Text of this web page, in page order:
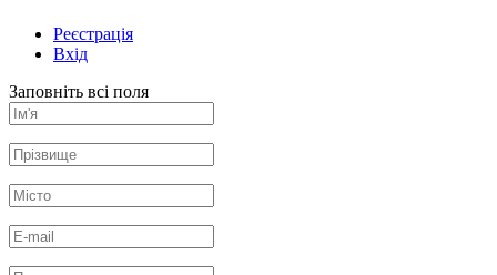
Реєстрація
Вхід
Заповніть всі поля